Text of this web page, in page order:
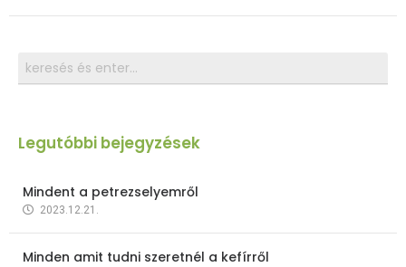
Legutóbbi bejegyzések
Mindent a petrezselyemről
2023.12.21.
Minden amit tudni szeretnél a kefírről